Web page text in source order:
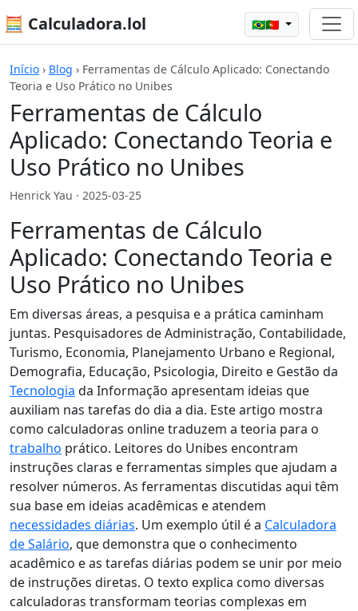
🧮 Calculadora.lol 🇧🇷🇵🇹
Início › Blog › Ferramentas de Cálculo Aplicado: Conectando
Teoria e Uso Prático no Unibes
Ferramentas de Cálculo
Aplicado: Conectando Teoria e
Uso Prático no Unibes
Henrick Yau · 2025-03-25
Ferramentas de Cálculo
Aplicado: Conectando Teoria e
Uso Prático no Unibes
Em diversas áreas, a pesquisa e a prática caminham
juntas. Pesquisadores de Administração, Contabilidade,
Turismo, Economia, Planejamento Urbano e Regional,
Demografia, Educação, Psicologia, Direito e Gestão da
Tecnologia da Informação apresentam ideias que
auxiliam nas tarefas do dia a dia. Este artigo mostra
como calculadoras online traduzem a teoria para o
trabalho prático. Leitores do Unibes encontram
instruções claras e ferramentas simples que ajudam a
resolver números. As ferramentas discutidas aqui têm
sua base em ideias acadêmicas e atendem
necessidades diárias. Um exemplo útil é a Calculadora
de Salário, que demonstra que o conhecimento
acadêmico e as tarefas diárias podem se unir por meio
de instruções diretas. O texto explica como diversas
calculadoras transformam teorias complexas em